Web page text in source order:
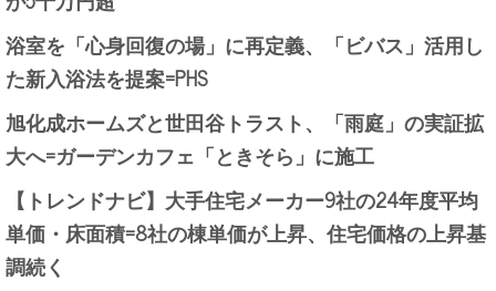
浴室を「心身回復の場」に再定義、「ビバス」活用し
た新入浴法を提案=PHS
旭化成ホームズと世田谷トラスト、「雨庭」の実証拡
大へ=ガーデンカフェ「ときそら」に施工
【トレンドナビ】大手住宅メーカー9社の24年度平均
単価・床面積=8社の棟単価が上昇、住宅価格の上昇基
調続く